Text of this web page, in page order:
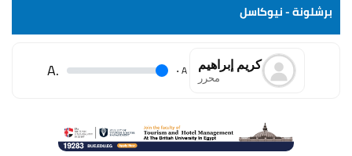
برشلونة - نيوكاسل
كريم إبراهيم
محرر A
.
.A